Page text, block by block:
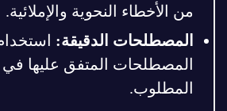
من الأخطاء النحوية والإملائية.
المصطلحات الدقيقة:
المصطلحات المتفق عليها في
المطلوب.